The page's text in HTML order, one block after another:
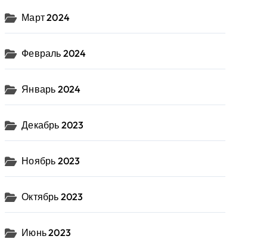
Март 2024
Февраль 2024
Январь 2024
Декабрь 2023
Ноябрь 2023
Октябрь 2023
Июнь 2023